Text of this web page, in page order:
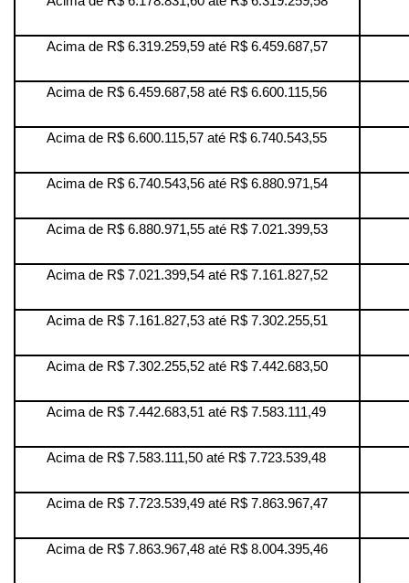
Acima de R$ 6.319.259,59 até R$ 6.459.687,57
Acima de R$ 6.459.687,58 até R$ 6.600.115,56
Acima de R$ 6.600.115,57 até R$ 6.740.543,55
Acima de R$ 6.740.543,56 até R$ 6.880.971,54
Acima de R$ 6.880.971,55 até R$ 7.021.399,53
Acima de R$ 7.021.399,54 até R$ 7.161.827,52
Acima de R$ 7.161.827,53 até R$ 7.302.255,51
Acima de R$ 7.302.255,52 até R$ 7.442.683,50
Acima de R$ 7.442.683,51 até R$ 7.583.111,49
Acima de R$ 7.583.111,50 até R$ 7.723.539,48
Acima de R$ 7.723.539,49 até R$ 7.863.967,47
Acima de R$ 7.863.967,48 até R$ 8.004.395,46